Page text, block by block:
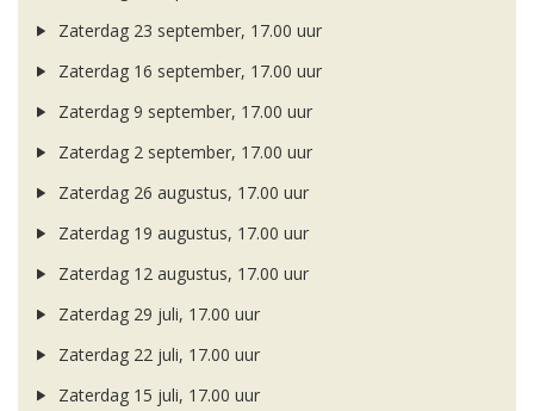
Zaterdag 23 september, 17.00 uur
Zaterdag 16 september, 17.00 uur
Zaterdag 9 september, 17.00 uur
Zaterdag 2 september, 17.00 uur
Zaterdag 26 augustus, 17.00 uur
Zaterdag 19 augustus, 17.00 uur
Zaterdag 12 augustus, 17.00 uur
Zaterdag 29 juli, 17.00 uur
Zaterdag 22 juli, 17.00 uur
Zaterdag 15 juli, 17.00 uur